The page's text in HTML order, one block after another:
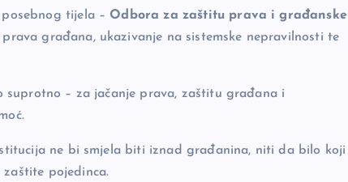
tijela – Odbora za zaštitu prava i građanske
građana, ukazivanje na sistemske nepravilnosti te
suprotno – za jačanje prava, zaštitu građana i
ne bi smjela biti iznad građanina, niti da bilo koji
pojedinca.